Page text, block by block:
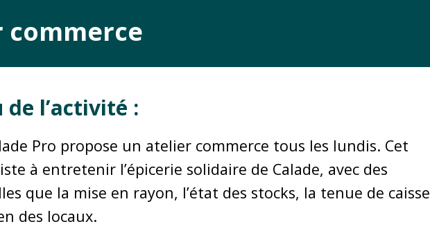
de l’activité :
Pro propose un atelier commerce tous les lundis. Cet
à entretenir l’épicerie solidaire de Calade, avec des
que la mise en rayon, l’état des stocks, la tenue de caisse
des locaux.